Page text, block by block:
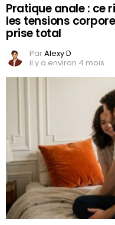
Pratique anale : ce
les tensions
prise total
ParAlexy D
il y a environ 4 mois